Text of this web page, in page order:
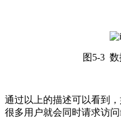
图5-3
通过以上的描述可以看到
很多用户就会同时请求访